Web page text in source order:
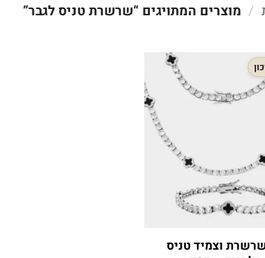
/ מוצרים המתויגים “שרשרת טניס לגבר”
וצמיד טניס